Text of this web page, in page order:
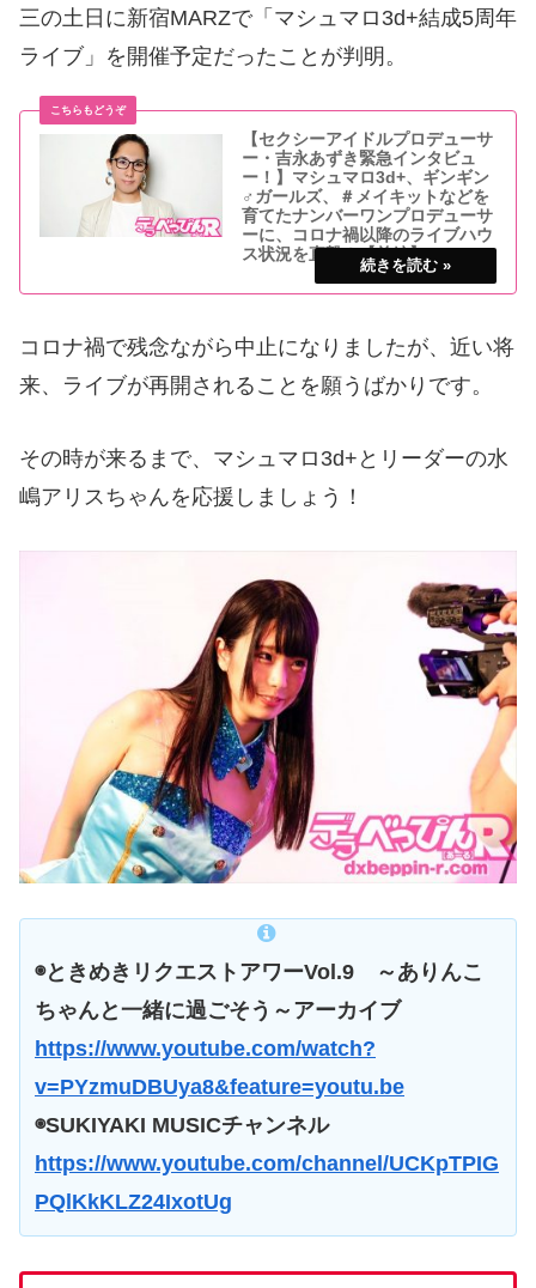
三の土日に新宿MARZで「マシュマロ3d+結成5周年
ライブ」を開催予定だったことが判明。
【セクシーアイドルプロデューサ
ー・吉永あずき緊急インタビュ
ー！】マシュマロ3d+、ギンギン
♂ガールズ、＃メイキットなどを
育てたナンバーワンプロデューサ
ーに、コロナ禍以降のライブハウ
ス状況を直撃！【前編】
新型コロナも若干の落ち着きをみせ、6月
19日にはライブハウスも基準を満たせば営
で、マシュマロ3d+、マシュマロ3d+ team
メレンゲ、ギンギン♂ガールズなど、これ
コロナ禍で残念ながら中止になりましたが、近い将
来、ライブが再開されることを願うばかりです。
その時が来るまで、マシュマロ3d+とリーダーの水
嶋アリスちゃんを応援しましょう！
◉ときめきリクエストアワーVol.9 ～ありんこ
ちゃんと一緒に過ごそう～アーカイブ
https://www.youtube.com/watch?
v=PYzmuDBUya8&feature=youtu.be
◉SUKIYAKI MUSICチャンネル
https://www.youtube.com/channel/UCKpTPIG
PQlKkKLZ24IxotUg